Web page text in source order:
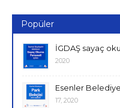
Popüler
İGDAŞ sayaç
2020
Esenler
17, 2020